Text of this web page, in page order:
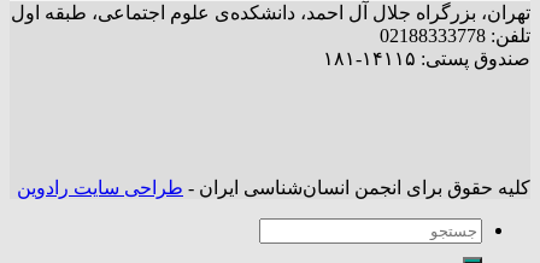
تهران، بزرگراه جلال آل احمد، دانشکده‌ی علوم اجتماعی، طبقه اول
تلفن: 02188333778
صندوق پستی: ۱۴۱۱۵-۱۸۱
کلیه حقوق برای انجمن انسان‌شناسی ایران - طراحی سایت رادوین